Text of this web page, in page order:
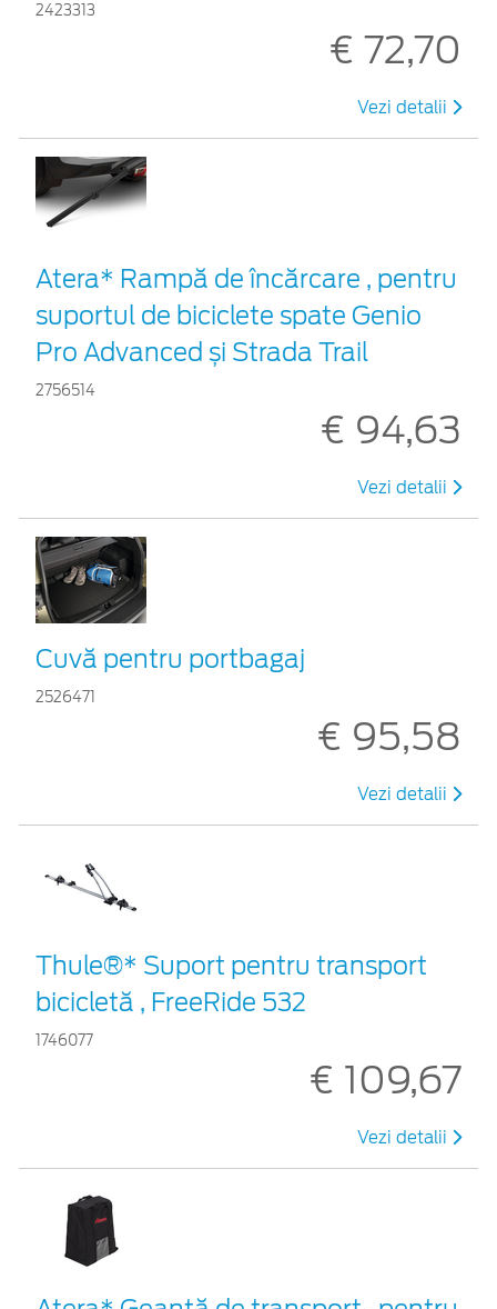
2423313
€ 72,70
Vezi detalii
Atera* Rampă de încărcare , pentru
suportul de biciclete spate Genio
Pro Advanced și Strada Trail
2756514
€ 94,63
Vezi detalii
Cuvă pentru portbagaj
2526471
€ 95,58
Vezi detalii
Thule®* Suport pentru transport
bicicletă , FreeRide 532
1746077
€ 109,67
Vezi detalii